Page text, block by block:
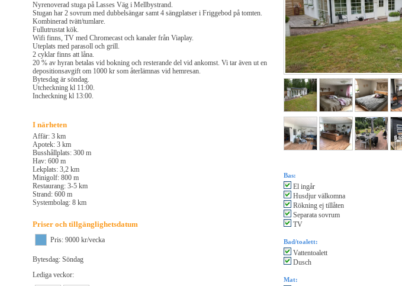
Nyrenoverad stuga på Lasses Väg i Mellbystrand.
Stugan har 2 sovrum med dubbelsängar samt 4 sängplatser i Friggebod på tomten.
Kombinerad tvätt/tumlare.
Fullutrustat kök.
Wifi finns, TV med Chromecast och kanaler från Viaplay.
Uteplats med parasoll och grill.
2 cyklar finns att låna.
20 % av hyran betalas vid bokning och resterande del vid ankomst. Vi tar även ut en
depositionsavgift om 1000 kr som återlämnas vid hemresan.
Bytesdag är söndag.
Utcheckning kl 11:00.
Incheckning kl 13:00.
I närheten
Affär: 3 km
Apotek: 3 km
Busshållplats: 300 m
Hav: 600 m
Lekplats: 3,2 km
Minigolf: 800 m
Restaurang: 3-5 km
Strand: 600 m
Systembolag: 8 km
Priser och tillgänglighetsdatum
Pris: 9000 kr/vecka
Bytesdag: Söndag
Lediga veckor:
Bas:
El ingår
Husdjur välkomna
Rökning ej tillåten
Separata sovrum
TV
Bad/toalett:
Vattentoalett
Dusch
Mat: